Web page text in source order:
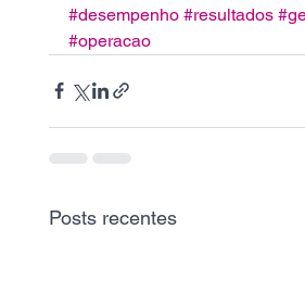
#desempenho #resultados
#operacao
Posts recentes